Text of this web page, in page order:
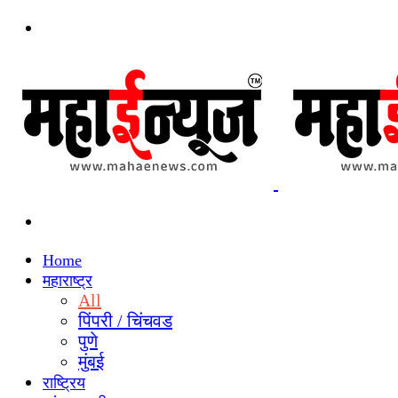
Home
महाराष्ट्र
All
पिंपरी / चिंचवड
पुणे
मुंबई
राष्ट्रिय